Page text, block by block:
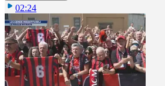
02:24